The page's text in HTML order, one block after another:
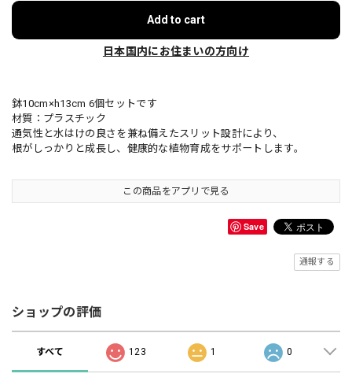
Add to cart
日本国内にお住まいの方向け
鉢10cm×h13cm 6個セットです
材質：プラスチック
通気性と水はけの良さを兼ね備えたスリット設計により、
根がしっかりと成長し、健康的な植物育成をサポートします。
この商品をアプリで見る
Save
通報する
ショップの評価
すべて 123 1 0